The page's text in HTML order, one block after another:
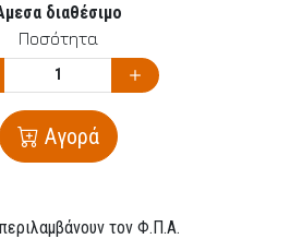
διαθέσιμο
Ποσότητα
Αγορά
τον Φ.Π.Α.